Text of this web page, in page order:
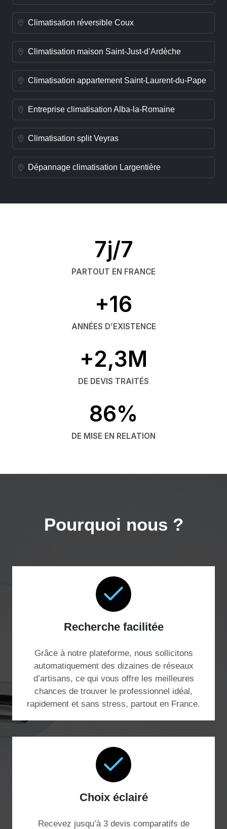
Climatisation réversible Coux
Climatisation maison Saint-Just-d’Ardèche
Climatisation appartement Saint-Laurent-du-Pape
Entreprise climatisation Alba-la-Romaine
Climatisation split Veyras
Dépannage climatisation Largentière
7j/7
PARTOUT EN FRANCE
+16
ANNÉES D’EXISTENCE
+2,3M
DE DEVIS TRAITÉS
86%
DE MISE EN RELATION
Pourquoi nous ?
Recherche facilitée
Grâce à notre plateforme, nous sollicitons
automatiquement des dizaines de réseaux
d’artisans, ce qui vous offre les meilleures
chances de trouver le professionnel idéal,
rapidement et sans stress, partout en France.
Choix éclairé
Recevez jusqu’à 3 devis comparatifs de